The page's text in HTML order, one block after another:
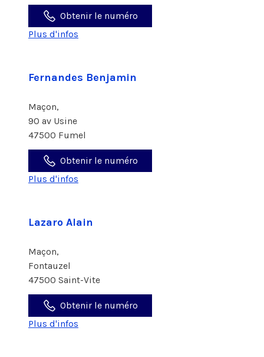
Obtenir le numéro
Plus d'infos
Fernandes Benjamin
Maçon,
90 av Usine
47500 Fumel
Obtenir le numéro
Plus d'infos
Lazaro Alain
Maçon,
Fontauzel
47500 Saint-Vite
Obtenir le numéro
Plus d'infos